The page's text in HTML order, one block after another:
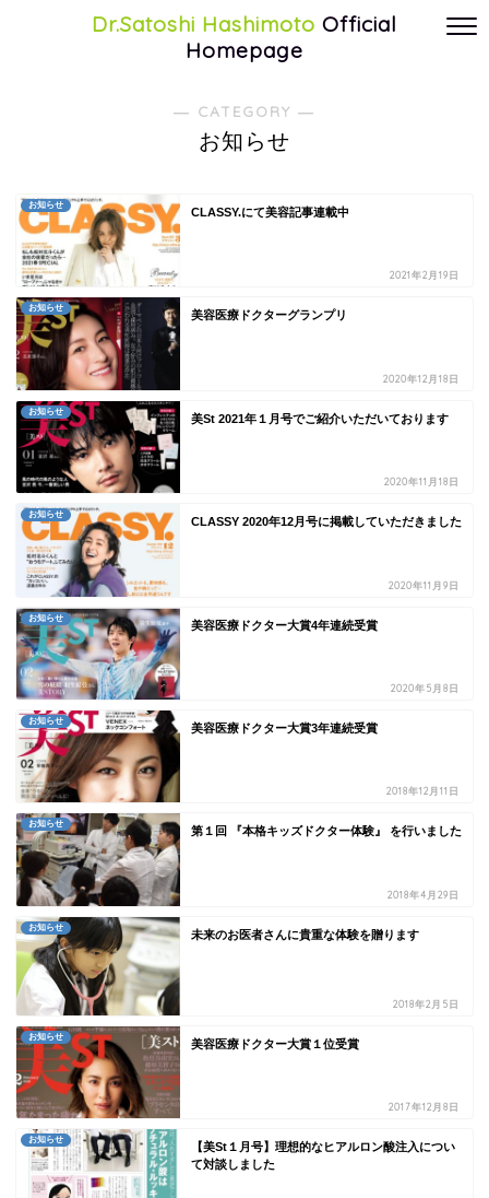
Dr.Satoshi Hashimoto Official
Homepage
― CATEGORY ―
お知らせ
お知らせ
CLASSY.にて美容記事連載中
2021年2月19日
お知らせ
美容医療ドクターグランプリ
2020年12月18日
お知らせ
美St 2021年１月号でご紹介いただいております
2020年11月18日
お知らせ
CLASSY 2020年12月号に掲載していただきました
2020年11月9日
お知らせ
美容医療ドクター大賞4年連続受賞
2020年5月8日
お知らせ
美容医療ドクター大賞3年連続受賞
2018年12月11日
お知らせ
第１回 『本格キッズドクター体験』 を行いました
2018年4月29日
お知らせ
未来のお医者さんに貴重な体験を贈ります
2018年2月5日
お知らせ
美容医療ドクター大賞１位受賞
2017年12月8日
お知らせ
【美St１月号】理想的なヒアルロン酸注入につい
て対談しました